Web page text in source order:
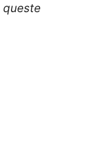
queste